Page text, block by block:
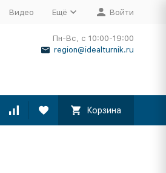
Видео Ещё Войти
Пн-Вс, с 10:00-19:00
region@idealturnik.ru
Корзина